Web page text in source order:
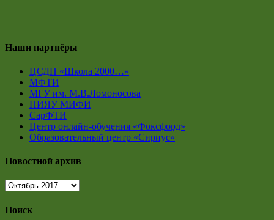
Наши партнёры
ЦСДП «Школа 2000…»
МФТИ
МГУ им. М.В.Ломоносова
НИЯУ МИФИ
СарФТИ
Центр онлайн-обучения «Фоксфорд»
Образовательный центр «Сириус»
Новостной архив
Новостной
Поиск